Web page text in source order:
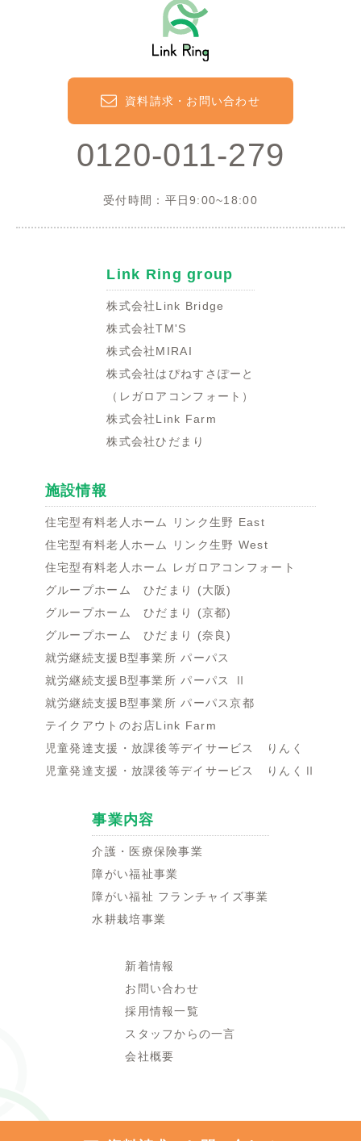
0120-011-279
受付時間：平日9:00~18:00
資料請求・お問い合わせ
Link Ring group
株式会社Link Bridge
株式会社TM'S
株式会社MIRAI
株式会社はぴねすさぽーと
（レガロアコンフォート）
株式会社Link Farm
株式会社ひだまり
施設情報
住宅型有料老人ホーム リンク生野 East
住宅型有料老人ホーム リンク生野 West
住宅型有料老人ホーム レガロアコンフォート
グループホーム ひだまり (大阪)
グループホーム ひだまり (京都)
グループホーム ひだまり (奈良)
就労継続支援B型事業所 パーパス
就労継続支援B型事業所 パーパス Ⅱ
就労継続支援B型事業所 パーパス京都
テイクアウトのお店Link Farm
児童発達支援・放課後等デイサービス りんく
児童発達支援・放課後等デイサービス りんくⅡ
事業内容
介護・医療保険事業
障がい福祉事業
障がい福祉 フランチャイズ事業
水耕栽培事業
新着情報
お問い合わせ
採用情報一覧
スタッフからの一言
会社概要